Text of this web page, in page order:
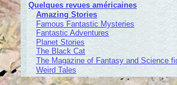
Quelques revues américaines
Amazing Stories
Famous Fantastic Mysteries
Fantastic Adventures
Planet Stories
The Black Cat
The Magazine of Fantasy and Science
Weird Tales